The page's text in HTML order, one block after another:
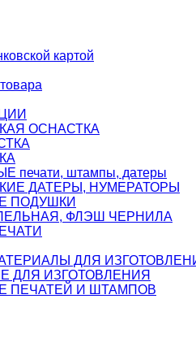
картой
ОСНАСТКА
штампы, датеры
ДАТЕРЫ, НУМЕРАТОРЫ
ПОДУШКИ
ФЛЭШ ЧЕРНИЛА
ДЛЯ
ДЛЯ ИЗГОТОВЛЕНИЯ
ПЕЧАТЕЙ И ШТАМПОВ